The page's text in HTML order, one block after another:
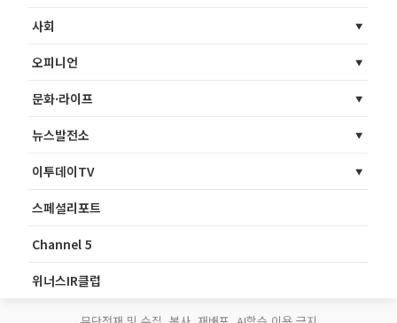
사회
오피니언
문화·라이프
뉴스발전소
이투데이TV
스페셜리포트
Channel 5
위너스IR클럽